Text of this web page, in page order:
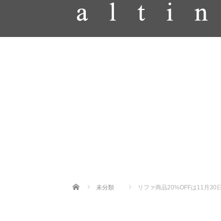
Home 未分類 リファ商品20%OFFは11月30